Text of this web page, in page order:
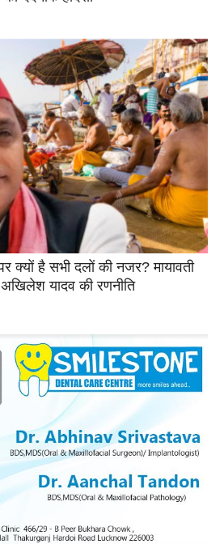
क्यों है सभी दलों की नजर? मायावती
यादव की रणनीति